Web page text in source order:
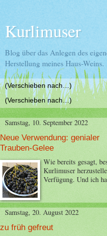
Kurlimuser
Blog über das Anlegen des
Herstellung meines Haus-Weins.
Samstag, 10. September 2022
Neue Verwendung: genialer
Trauben-Gelee
Wie bereits gesagt,
Kurlimuser
Verfügung. Und ich
Samstag, 20. August 2022
zu früh gefreut